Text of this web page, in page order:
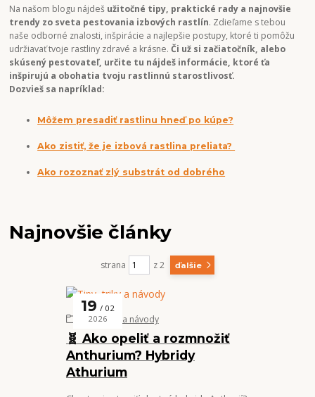
Na našom blogu nájdeš užitočné tipy, praktické rady a najnovšie
trendy zo sveta pestovania izbových rastlín. Zdieľame s tebou
naše odborné znalosti, inšpirácie a najlepšie postupy, ktoré ti pomôžu
udržiavať tvoje rastliny zdravé a krásne.Či už si začiatočník, alebo
skúsený pestovateľ, určite tu nájdeš informácie, ktoré ťa
inšpirujú a obohatia tvoju rastlinnú starostlivosť.
Dozvieš sa napríklad:
Môžem presadiť rastlinu hneď po kúpe?
Ako zistiť, že je izbová rastlina preliata?
Ako rozoznať zlý substrát od dobrého
Najnovšie články
strana z 2 ďalšie
🧬 Ako opeliť a rozmnožiť
Anthurium? Hybridy
Athurium
19
02
2026
Tipy, triky a návody